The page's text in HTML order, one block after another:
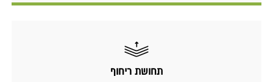
תחושת ריחוף